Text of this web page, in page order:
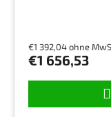
€1 392,04 ohne
€1 656,53